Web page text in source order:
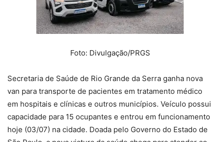
Foto: Divulgação/PRGS
Secretaria de Saúde de Rio Grande da Serra ganha nova
van para transporte de pacientes em tratamento médico
em hospitais e clínicas e outros municípios. Veículo possui
capacidade para 15 ocupantes e entrou em funcionamento
hoje (03/07) na cidade. Doada pelo Governo do Estado de